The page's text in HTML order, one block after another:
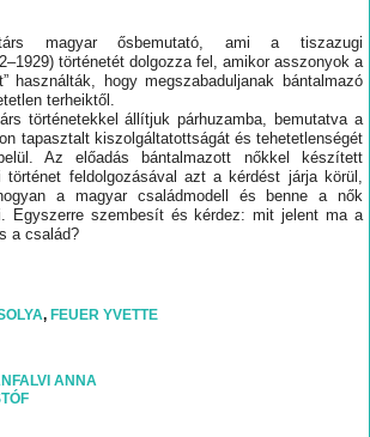
magyar ősbemutató, ami a tiszazugi
történetét dolgozza fel, amikor asszonyok a
használták, hogy megszabaduljanak bántalmazó
terheiktől.
történetekkel állítjuk párhuzamba, bemutatva a
tapasztalt kiszolgáltatottságát és tehetetlenségét
Az előadás bántalmazott nőkkel készített
feldolgozásával azt a kérdést járja körül,
a magyar családmodell és benne a nők
Egyszerre szembesít és kérdez: mit jelent ma a
a család?
FEUER YVETTE
ANNA